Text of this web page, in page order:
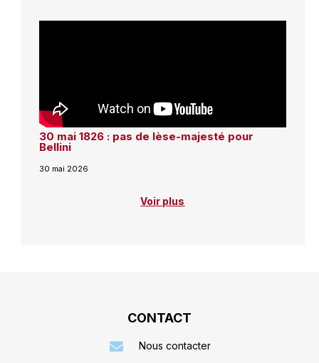
30 mai 1826 : pas de lèse-majesté pour
Bellini
30 mai 2026
Voir plus
CONTACT
Nous contacter